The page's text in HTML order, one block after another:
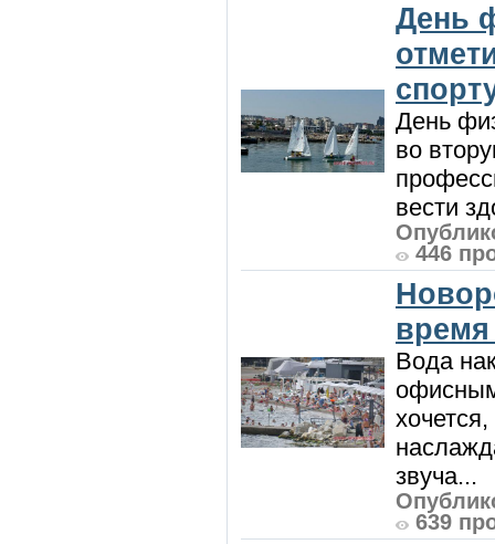
День
День
во
вести
446
Вода
звуча...
639